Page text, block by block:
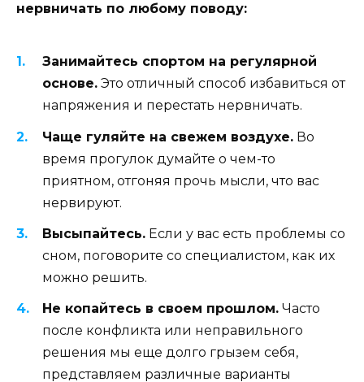
нервничать по любому поводу:
Занимайтесь спортом на регулярной
основе. Это отличный способ избавиться от
напряжения и перестать нервничать.
Чаще гуляйте на свежем воздухе. Во
время прогулок думайте о чем-то
приятном, отгоняя прочь мысли, что вас
нервируют.
Высыпайтесь. Если у вас есть проблемы со
сном, поговорите со специалистом, как их
можно решить.
Не копайтесь в своем прошлом. Часто
после конфликта или неправильного
решения мы еще долго грызем себя,
представляем различные варианты